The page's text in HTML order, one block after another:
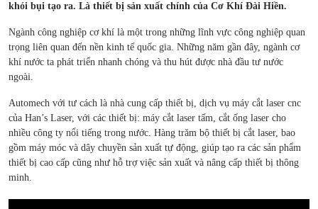
khói bụi tạo ra. Là thiết bị sản xuất chính của Cơ Khí Đài Hiền.
Ngành công nghiệp cơ khí là một trong những lĩnh vực công nghiệp quan
trọng liên quan đến nền kinh tế quốc gia. Những năm gần đây, ngành cơ
khí nước ta phát triển nhanh chóng và thu hút được nhà đầu tư nước
ngoài.
Automech với tư cách là nhà cung cấp thiết bị, dịch vụ máy cắt laser cnc
của Han’s Laser, với các thiết bị: máy cắt laser tấm, cắt ống laser cho
nhiều công ty nổi tiếng trong nước. Hàng trăm bộ thiết bị cắt laser, bao
gồm máy móc và dây chuyền sản xuất tự động, giúp tạo ra các sản phẩm
thiết bị cao cấp cũng như hỗ trợ việc sản xuất và nâng cấp thiết bị thông
minh.